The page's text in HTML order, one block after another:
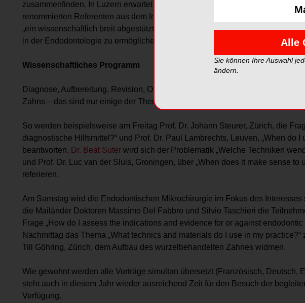
zusammenfinden. In Luzern erwartet die Teilnehmer ein gut strukturiertes und
renommierten Referenten aus dem In- und Ausland. Damit wird angestrebt, so
„ein wissenschaftlich breit abgestütztes Niveau zu garantieren und einen
in der Endodontologie zu ermöglichen.“
Wissenschaftliches Programm
Diagnose, Aufbereitung, Revision, Obturation, Endodontische Mikrochirurgie,
Zahns – das sind nur einige der Themenschwerpunkte der zweitägigen
So werden beispielsweise am Freitag Prof. Dr. Johann Steurer, Zürich, die
diagnostische Hilfsmittel?“ und Prof. Dr. Paul Lambrechts, Leuven, „When do
beantworten. Dr. Beat Suter wird sich der Problematik „Welche Techniken
und Prof. Dr. Luc van der Sluis, Groningen, über „When does it make sense to
referieren.
Am Samstag wird die Endodontischen Mikrochirurgie im Fokus des
die Mailänder Doktoren Massimo Del Fabbro und Silvio Taschieri die
Frage „How do I assess the indications and evidence for or against
Nachmittag das Thema „What technics and materials do I use in my practice?“
Till Göhring, Zürich, dem Aufbau des wurzelbehandelten Zahnes widmen.
Wie gewohnt werden alle Vorträge simultan übersetzt (Französisch, Deutsch,
steht auch in diesem Jahr wieder ausreichend Zeit für den Besuch der
Verfügung.
Alle
Sie können Ihre Auswahl
ändern.